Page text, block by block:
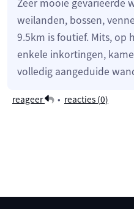
Zeer mooie gevarieerde
weilanden, bossen,
9.5km is foutief. Mits, op
enkele inkortingen,
volledig aangeduide
reageer • reacties (0)